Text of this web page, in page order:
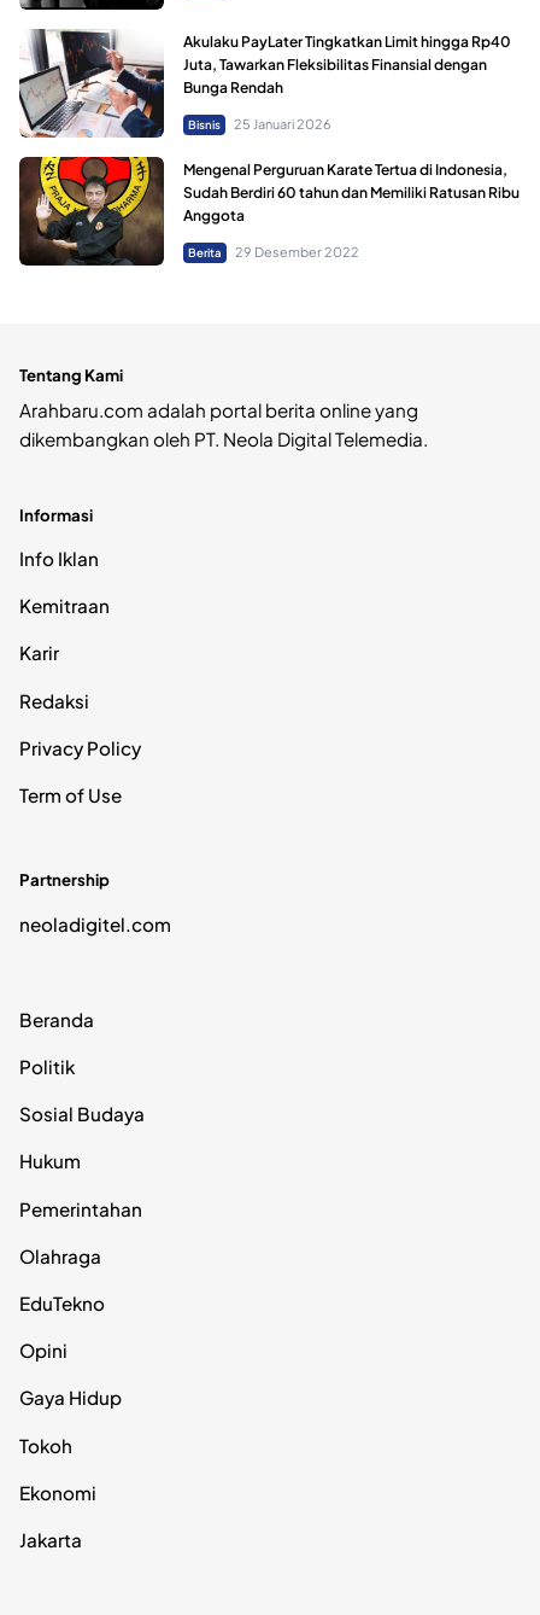
Akulaku PayLater Tingkatkan Limit hingga Rp40
Juta, Tawarkan Fleksibilitas Finansial dengan
Bunga Rendah
Bisnis 25 Januari 2026
Mengenal Perguruan Karate Tertua di Indonesia,
Sudah Berdiri 60 tahun dan Memiliki Ratusan Ribu
Anggota
Berita 29 Desember 2022
Tentang Kami
Arahbaru.com adalah portal berita online yang
dikembangkan oleh PT. Neola Digital Telemedia.
Informasi
Info Iklan
Kemitraan
Karir
Redaksi
Privacy Policy
Term of Use
Partnership
neoladigitel.com
Beranda
Politik
Sosial Budaya
Hukum
Pemerintahan
Olahraga
EduTekno
Opini
Gaya Hidup
Tokoh
Ekonomi
Jakarta